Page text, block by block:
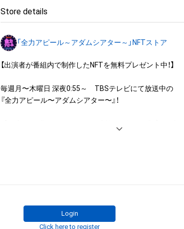
◆本アイテムに関する注意事項
用新案権、商標権、意匠権その他の知的財産権(それらの
は、本アイテムの著作権を有する方、著作隣接権の権利者
有していたとしても、本アイテムに関する創作物にかかる
することを意味しません。
を受けている者からの事前の同意なしに、上記の「本アイ
(改変、公開、配布、逆コンパイル、リバースエンジニアリ
Store details
「全力アピール～アダムシアター～」NFTストア
【出演者が番組内で制作したNFTを無料プレゼント中！】
毎週月〜木曜日 深夜0:55～　TBSテレビにて放送中の
『全力アピール〜アダムシアター〜』！
そのパフォーマンスや特技をNFT化して視聴者の皆さん
TBSテレビおよび番組は、NFTの出品に関わる手続き・権
Login
Click here to register